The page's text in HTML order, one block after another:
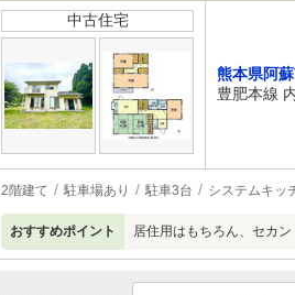
中古住宅
熊本県阿
豊肥本線
2階建て 駐車場あり 駐車3台 システムキッ
おすすめポイント 居住用はもちろん、セカ